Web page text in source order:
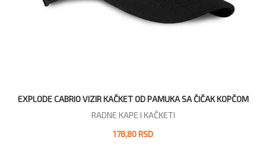
EXPLODE CABRIO VIZIR KAČKET OD PAMUKA SA ČIČAK KOPČOM
RADNE KAPE I KAČKETI
178,80 RSD